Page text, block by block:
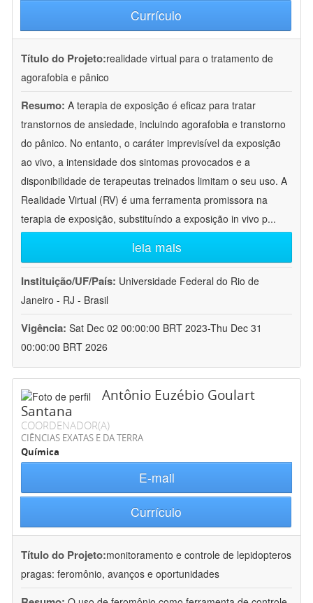
Currículo
Título do Projeto:realidade virtual para o tratamento de
agorafobia e pânico
Resumo: A terapia de exposição é eficaz para tratar
transtornos de ansiedade, incluindo agorafobia e transtorno
do pânico. No entanto, o caráter imprevisível da exposição
ao vivo, a intensidade dos sintomas provocados e a
disponibilidade de terapeutas treinados limitam o seu uso. A
Realidade Virtual (RV) é uma ferramenta promissora na
terapia de exposição, substituíndo a exposição in vivo p...
leia mais
Instituição/UF/País: Universidade Federal do Rio de
Janeiro - RJ - Brasil
Vigência: Sat Dec 02 00:00:00 BRT 2023-Thu Dec 31
00:00:00 BRT 2026
Antônio Euzébio Goulart
Santana
COORDENADOR(A)
CIÊNCIAS EXATAS E DA TERRA
Química
E-mail
Currículo
Título do Projeto:monitoramento e controle de lepidopteros
pragas: feromônio, avanços e oportunidades